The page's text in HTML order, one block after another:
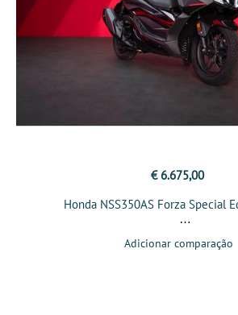
€ 6.675,00
Honda NSS350AS Forza Special
Adicionar comparação